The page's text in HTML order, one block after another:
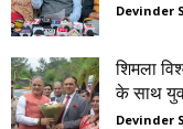
Devinder
शिमला
के साथ
Devinder